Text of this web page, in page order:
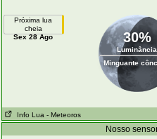
Próxima lua
cheia
Sex 28 Ago
30%
Luminância
Minguante
Info Lua - Meteoros
Nosso